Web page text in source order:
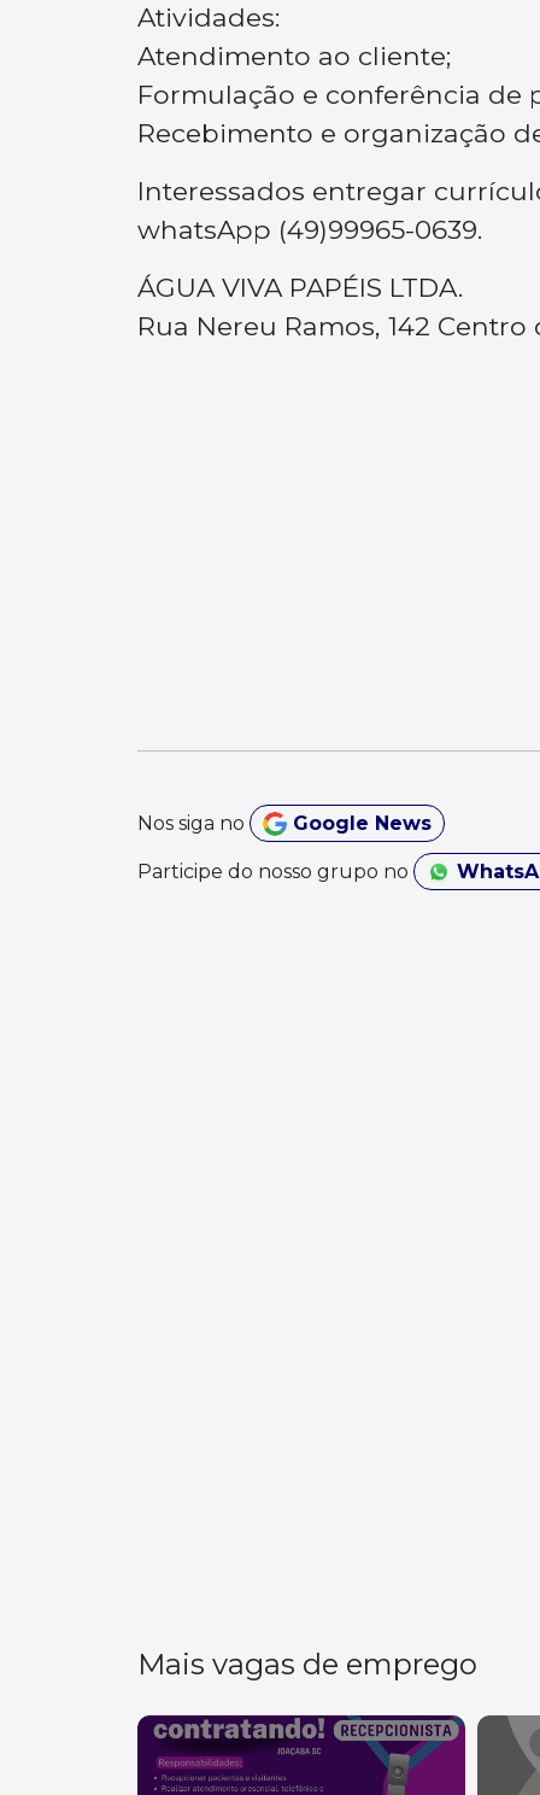
Atividades:
Atendimento ao cliente;
Formulação e conferência de
Recebimento e organização
Interessados entregar
whatsApp (49)99965-0639.
ÁGUA VIVA PAPÉIS LTDA.
Rua Nereu Ramos, 142 Centro
Nos siga no Google News
Participe do nosso grupo no
Mais vagas de emprego